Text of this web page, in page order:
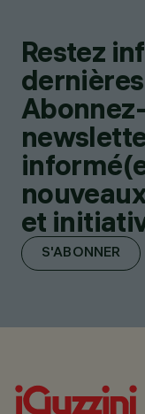
Restez
et
S'ABONNER